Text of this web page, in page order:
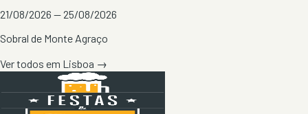
21/08/2026 — 25/08/2026
Sobral de Monte Agraço
Ver todos em Lisboa →